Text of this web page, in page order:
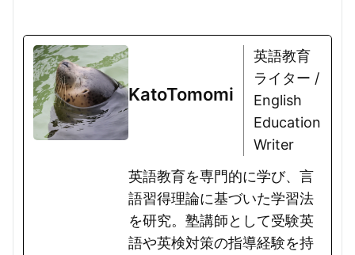
KatoTomomi
英語教育
ライター /
English
Education
Writer
英語教育を専門的に学び、言
語習得理論に基づいた学習法
を研究。塾講師として受験英
語や英検対策の指導経験を持